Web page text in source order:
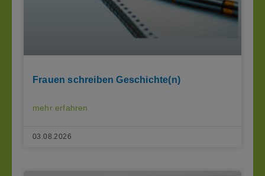
Frauen schreiben Geschichte(n)
mehr erfahren
03.08.2026